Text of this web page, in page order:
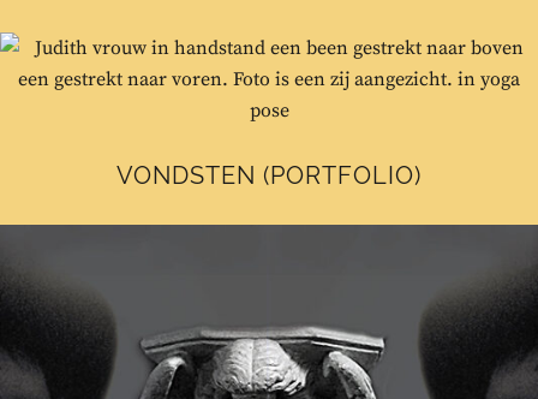
VONDSTEN (PORTFOLIO)